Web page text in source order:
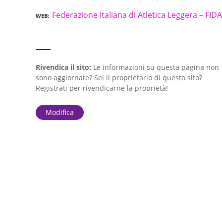
WEB Federazione Italiana di Atletica Leggera –
Rivendica il sito: Le informazioni su questa pagina non
sono aggiornate? Sei il proprietario di questo sito?
Registrati per rivendicarne la proprietà!
Modifica